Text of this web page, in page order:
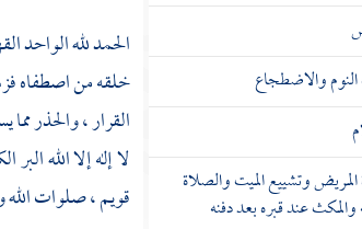
والاضطجاع
وتشييع الميت والصلاة
عند قبره بعد دفنه
الحمد لله الواحد
خلقه من اصطفاه
القرار ، والحذر
لا إله إلا الله
قويم ، صلوات الله